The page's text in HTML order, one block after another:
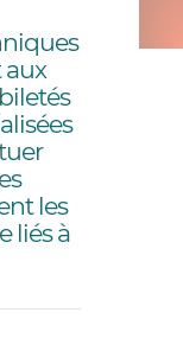
aux
les
liés à